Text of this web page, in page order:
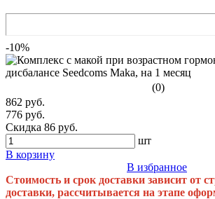
-10%
(0)
862 руб.
776 руб.
Скидка 86 руб.
шт
В корзину
В избранное
Стоимость и срок доставки зависит от
доставки, рассчитывается на этапе